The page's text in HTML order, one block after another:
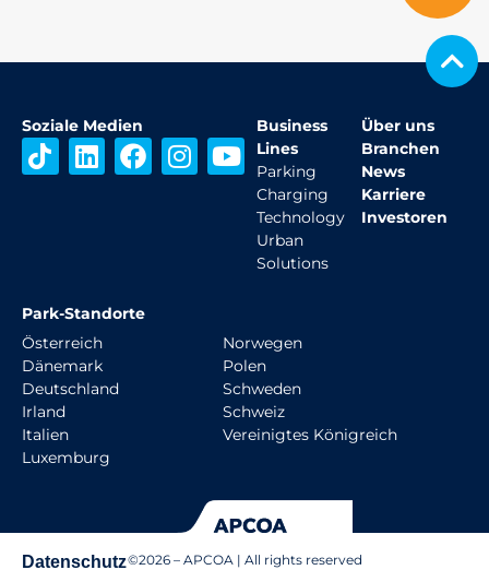
Soziale Medien
T
i
L
i
i
n
F
a
o
I
n
Y
o
Business
Lines
Parking
Charging
Technology
Urban
Solutions
Über uns
Branchen
News
Karriere
Investoren
Park-Standorte
Österreich
Dänemark
Deutschland
Irland
Italien
Luxemburg
Norwegen
Polen
Schweden
Schweiz
Vereinigtes Königreich
Datenschutz©2026– APCOA | All rights reserved